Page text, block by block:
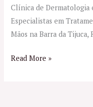
Clínica de Dermatologia
Especialistas em
Mãos na Barra da Tijuca,
Read More »